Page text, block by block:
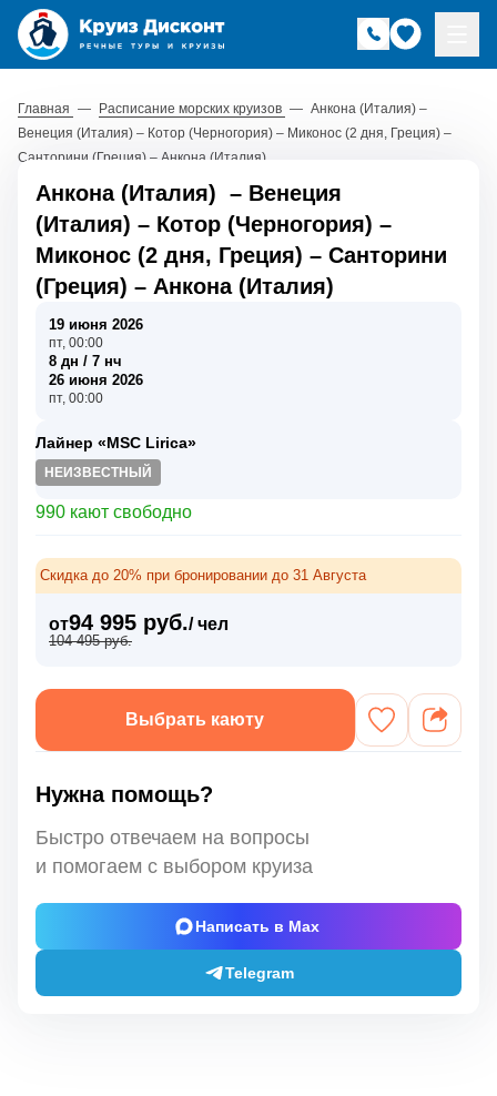
Главная — Расписание морских круизов — Анкона (Италия) –
Венеция (Италия) – Котор (Черногория) – Миконос (2 дня, Греция) –
Санторини (Греция) – Анкона (Италия)
Анкона (Италия) – Венеция
(Италия) – Котор (Черногория) –
Миконос (2 дня, Греция) – Санторини
(Греция) – Анкона (Италия)
19 июня 2026
пт, 00:00
8 дн / 7 нч
26 июня 2026
пт, 00:00
Лайнер «MSC Lirica»
НЕИЗВЕСТНЫЙ
990 кают свободно
Скидка до 20% при бронировании до 31 Августа
от94 995 руб./ чел
104 495 руб.
Выбрать каюту
Нужна помощь?
Быстро отвечаем на вопросы
и помогаем с выбором круиза
Написать в Max
Telegram